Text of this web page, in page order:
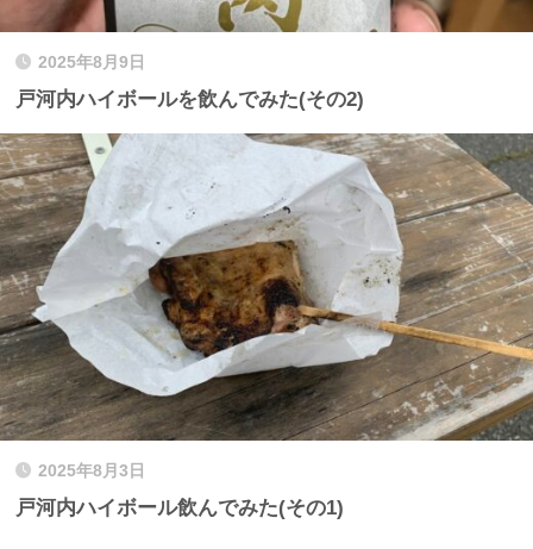
2025年8月9日
戸河内ハイボールを飲んでみた(その2)
2025年8月3日
戸河内ハイボール飲んでみた(その1)